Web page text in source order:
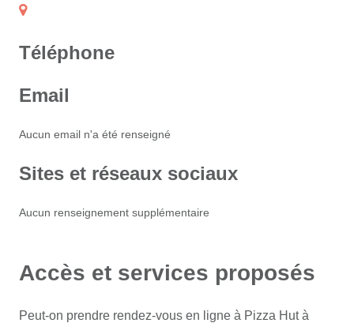
Téléphone
Email
Aucun email n'a été renseigné
Sites et réseaux sociaux
Aucun renseignement supplémentaire
Accès et services proposés
Peut-on prendre rendez-vous en ligne à Pizza Hut à